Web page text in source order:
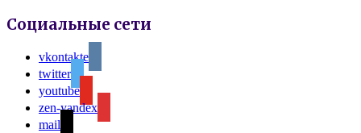
Социальные сети
vkontakte
twitter
youtube
zen-yandex
mail